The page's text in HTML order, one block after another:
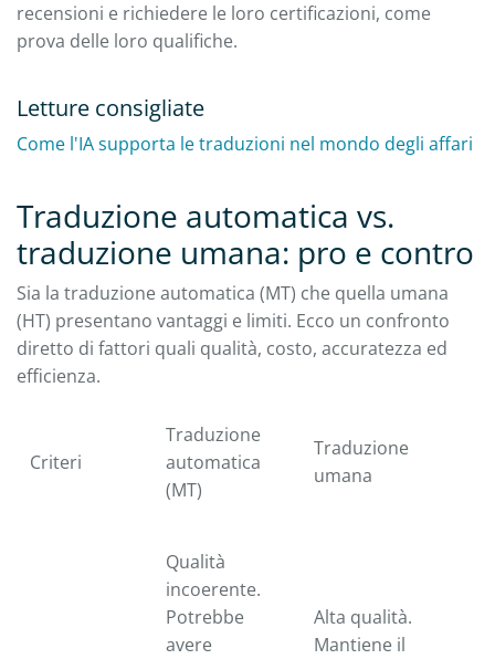
recensioni e richiedere le loro certificazioni, come
prova delle loro qualifiche.
Letture consigliate
Come l'IA supporta le traduzioni nel mondo degli affari
Traduzione automatica vs.
traduzione umana: pro e contro
Sia la traduzione automatica (MT) che quella umana
(HT) presentano vantaggi e limiti. Ecco un confronto
diretto di fattori quali qualità, costo, accuratezza ed
efficienza.
Criteri
Traduzione
automatica
(MT)
Traduzione
umana
Qualità
incoerente.
Potrebbe
avere
Alta qualità.
Mantiene il